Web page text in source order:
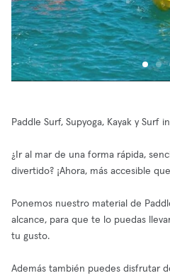
Paddle Surf, Supyoga, Kayak y Surf
¿Ir al mar de una forma rápida,
divertido? ¡Ahora, más accesible
Ponemos nuestro material de
alcance, para que te lo puedas
tu gusto.
Además también puedes disfrutar